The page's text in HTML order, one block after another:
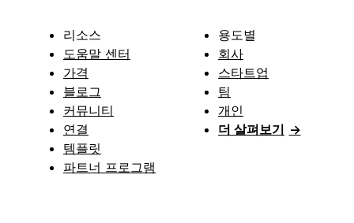
리소스
도움말 센터
가격
블로그
커뮤니티
연결
템플릿
파트너 프로그램
용도별
회사
스타트업
팀
개인
더 살펴보기 →